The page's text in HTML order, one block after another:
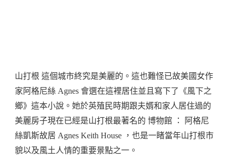
尼
絲
凱
斯
故
居
山打根 這個城市終究是美麗的。這也難怪已故美國女作
家阿格尼絲 Agnes 會選在這裡居住並且寫下了《風下之
鄉》這本小說。她於英殖民時期跟夫婿和家人居住過的
美麗房子現在已經是山打根最著名的 博物館 ： 阿格尼
絲凱斯故居 Agnes Keith House ，也是一睹當年山打根市
貌以及風土人情的重要景點之一。